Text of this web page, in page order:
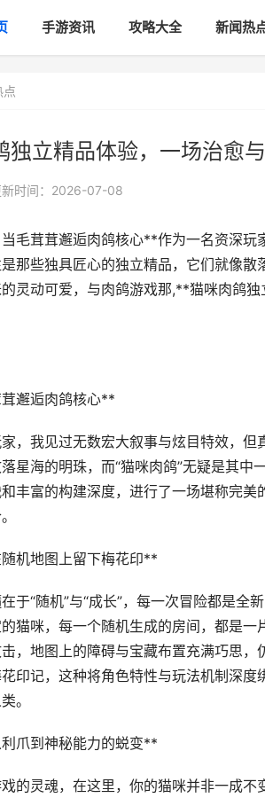
手游资讯 攻略大全 新闻热
点
独立精品体验，一场治愈
新时间：2026-07-08
毛茸茸邂逅肉鸽核心**作为一名资深玩
那些独具匠心的独立精品，它们就像
灵动可爱，与肉鸽游戏那,**猫咪肉鸽
邂逅肉鸽核心**
，我见过无数宏大叙事与炫目特效，
星海的明珠，而“猫咪肉鸽”无疑是其
丰富的构建深度，进行了一场堪称完
机地图上留下梅花印**
于“随机”与“成长”，每一次冒险都是
猫咪，每一个随机生成的房间，都是
，地图上的障碍与宝藏布置充满巧思
印记，这种将角色特性与玩法机制深
。
爪到神秘能力的蜕变**
的灵魂，在这里，你的猫咪并非一成不